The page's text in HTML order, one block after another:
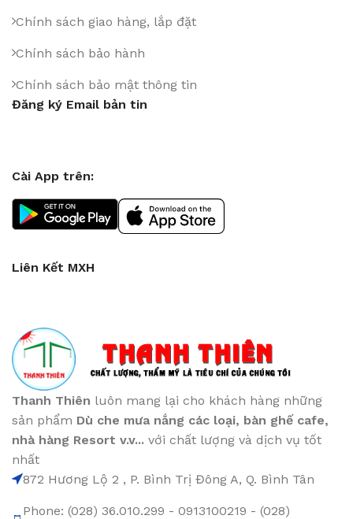
Chính sách giao hàng, lắp đặt
Chính sách bảo hành
Chính sách bảo mật thông tin
Đăng ký Email bản tin
Cài App trên:
Liên Kết MXH
Thanh Thiên luôn mang lại cho khách hàng những
sản phẩm Dù che mưa nắng các loại, bàn ghế cafe,
nhà hàng Resort v.v... với chất lượng và dịch vụ tốt
nhất
872 Hương Lộ 2 , P. Bình Trị Đông A, Q. Bình Tân
Phone: (028) 36.010.299 - 0913100219 - (028)